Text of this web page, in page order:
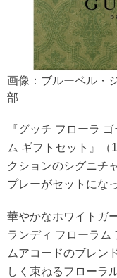
画像：ブルーベル・
部
『グッチ フローラ
ム ギフトセット』（
クションのシグニチ
プレーがセットにな
華やかなホワイトガ
ランディ フローラム
ムアコードのブレン
しく束ねるフローラ